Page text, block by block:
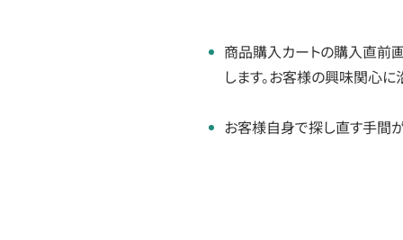
商品購入カートの購入直前
します。お客様の興味関心
お客様自身で探し直す手間が